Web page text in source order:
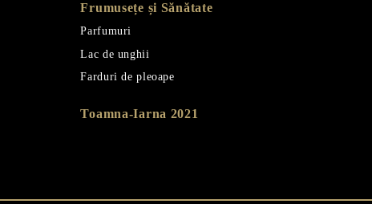
Frumusețe și Sănătate
Parfumuri
Lac de unghii
Farduri de pleoape
Toamna-Iarna 2021